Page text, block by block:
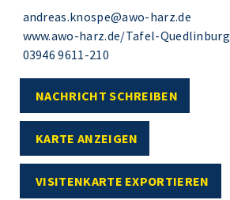
andreas.knospe@awo-harz.de
www.awo-harz.de/Tafel-Quedlinburg
03946 9611-210
NACHRICHT SCHREIBEN
KARTE ANZEIGEN
VISITENKARTE EXPORTIEREN